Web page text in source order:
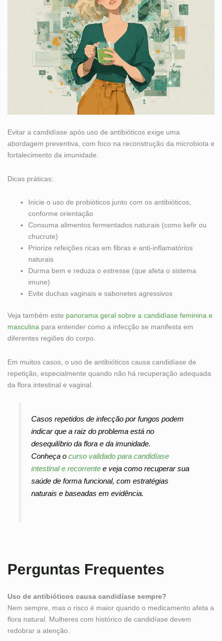
Evitar a candidíase após uso de antibióticos exige uma
abordagem preventiva, com foco na reconstrução da microbiota e
fortalecimento da imunidade.
Dicas práticas:
Inicie o uso de probióticos junto com os antibióticos,
conforme orientação
Consuma alimentos fermentados naturais (como kefir ou
chucrute)
Priorize refeições ricas em fibras e anti-inflamatórios
naturais
Durma bem e reduza o estresse (que afeta o sistema
imune)
Evite duchas vaginais e sabonetes agressivos
Veja também este panorama geral sobre a candidíase feminina e
masculina para entender como a infecção se manifesta em
diferentes regiões do corpo.
Em muitos casos, o uso de antibióticos causa candidíase de
repetição, especialmente quando não há recuperação adequada
da flora intestinal e vaginal.
Casos repetidos de infecção por fungos podem
indicar que a raiz do problema está no
desequilíbrio da flora e da imunidade.
Conheça ocurso validado para candidíase
intestinal e recorrente e veja como recuperar sua
saúde de forma funcional, com estratégias
naturais e baseadas em evidência.
Perguntas Frequentes
Uso de antibióticos causa candidíase sempre?
Nem sempre, mas o risco é maior quando o medicamento afeta a
flora natural. Mulheres com histórico de candidíase devem
redobrar a atenção.